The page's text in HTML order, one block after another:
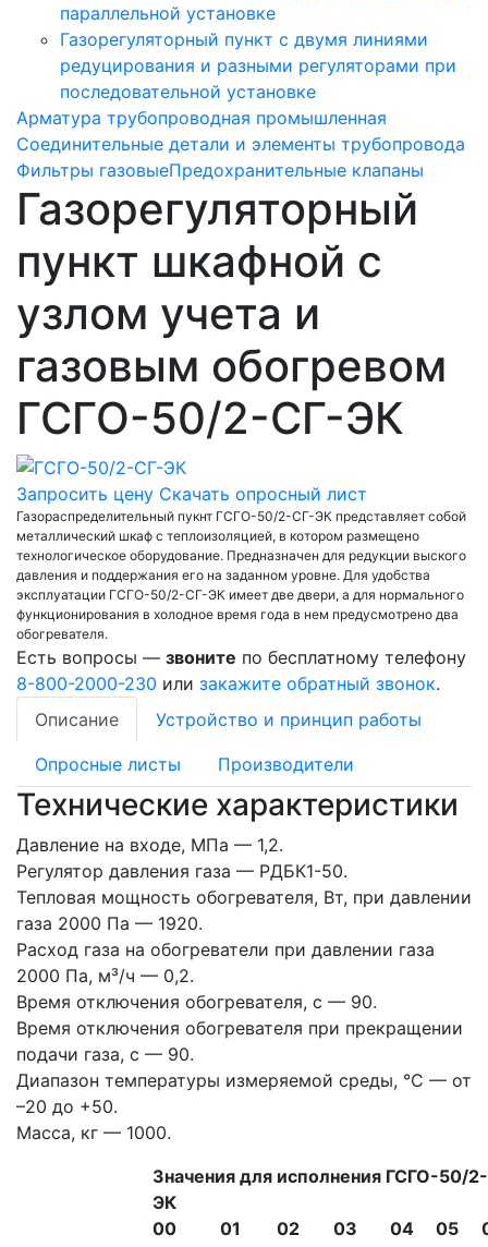
параллельной установке
Газорегуляторный пункт с двумя линиями
редуцирования и разными регуляторами при
последовательной установке
Арматура трубопроводная промышленная
Соединительные детали и элементы трубопровода
Фильтры газовыеПредохранительные клапаны
Газорегуляторный
пункт шкафной с
узлом учета и
газовым обогревом
ГСГО-50/2-СГ-ЭК
Запросить цену Скачать опросный лист
Газораспределительный пукнт ГСГО-50/2-СГ-ЭК представляет собой
металлический шкаф с теплоизоляцией, в котором размещено
технологическое оборудование. Предназначен для редукции выского
давления и поддержания его на заданном уровне. Для удобства
эксплуатации ГСГО-50/2-СГ-ЭК имеет две двери, а для нормального
функционирования в холодное время года в нем предусмотрено два
обогревателя.
Есть вопросы — звоните по бесплатному телефону
8-800-2000-230 или закажите обратный звонок.
Описание
Устройство и принцип работы
Опросные листы Производители
Технические характеристики
Давление на входе, МПа — 1,2.
Регулятор давления газа — РДБК1-50.
Тепловая мощность обогревателя, Вт, при давлении
газа 2000 Па — 1920.
Расход газа на обогреватели при давлении газа
2000 Па, м³/ч — 0,2.
Время отключения обогревателя, с — 90.
Время отключения обогревателя при прекращении
подачи газа, с — 90.
Диапазон температуры измеряемой среды, °С — от
–20 до +50.
Масса, кг — 1000.
Значения для исполнения ГСГО-50/
ЭК
00
01 02 03 04 05